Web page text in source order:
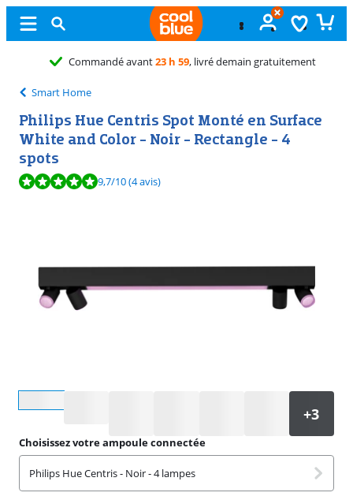
Échangegratuit
Smart Home
Philips Hue Centris Spot Monté en Surface
White and Color - Noir - Rectangle - 4
spots
La note est de 9,7 sur 10, basée sur 4 avis.
9,7/10(4 avis)
Choisissez votre ampoule connectée
Philips Hue Centris - Noir - 4 lampes